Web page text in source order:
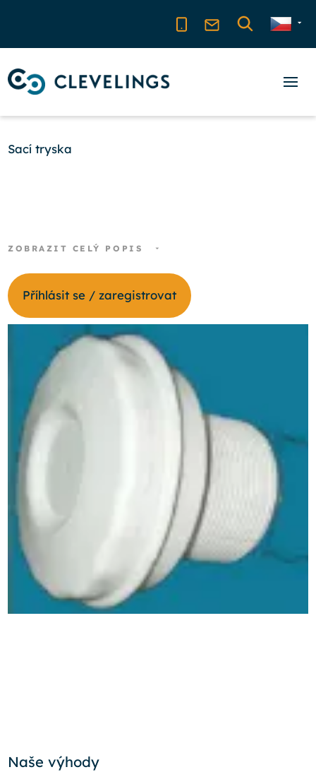
Sací tryska
ZOBRAZIT CELÝ POPIS
Příhlásit se / zaregistrovat
Naše výhody